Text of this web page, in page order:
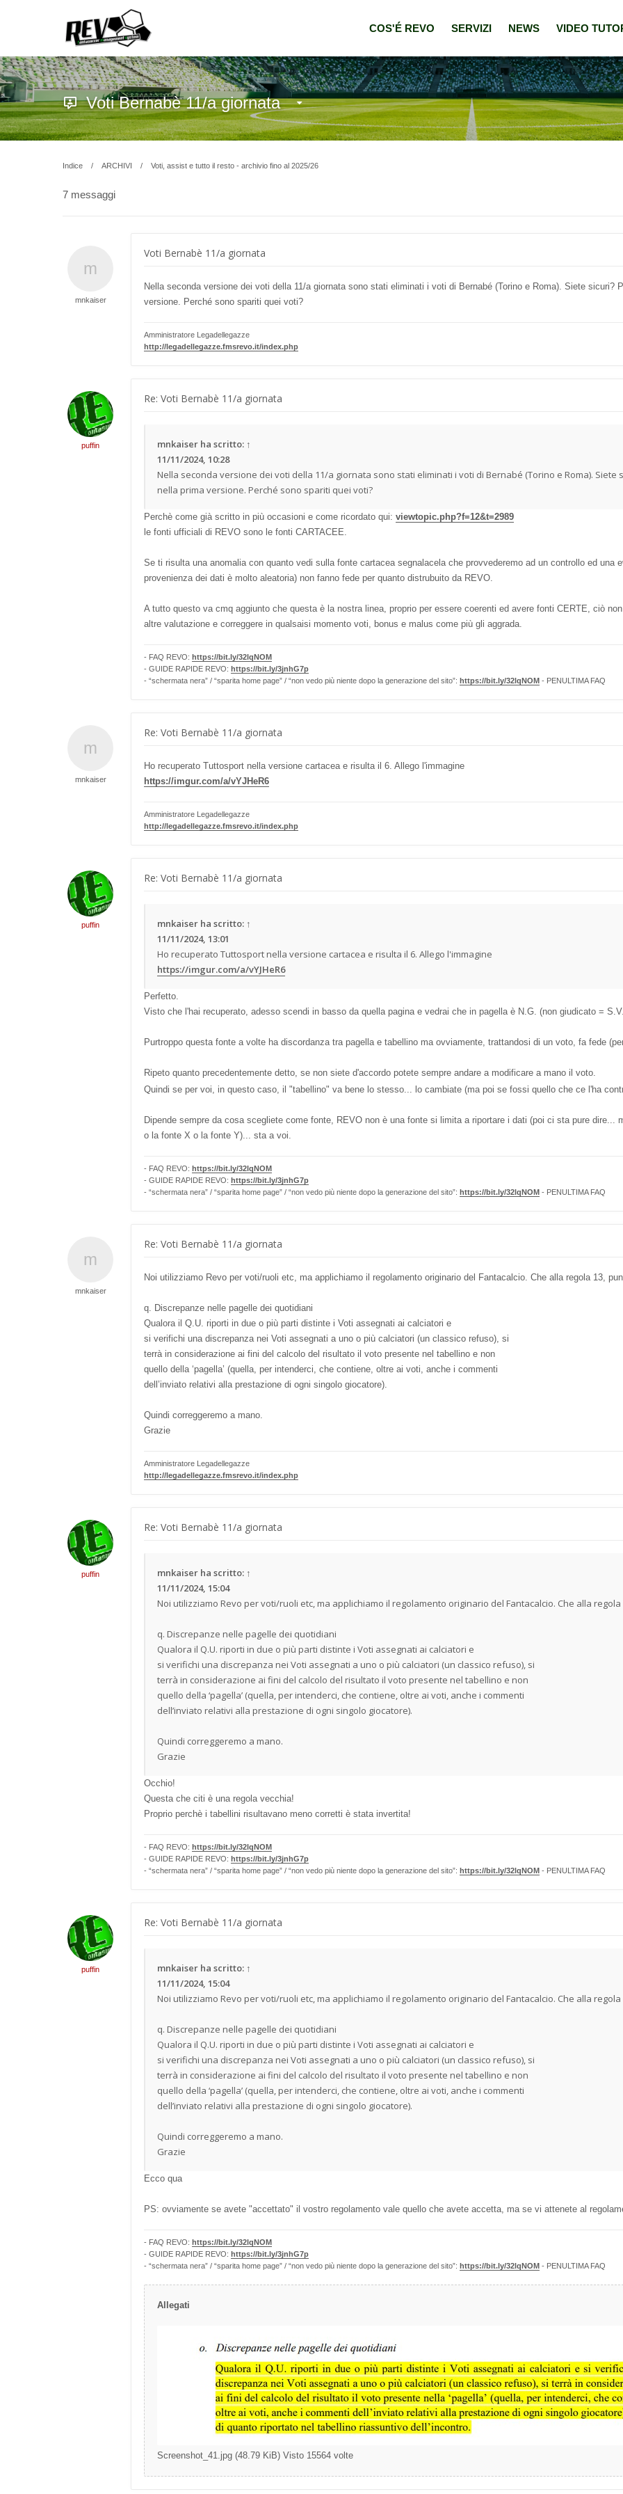
COS'É REVO SERVIZI NEWS VIDEO
Voti Bernabè 11/a giornata
Indice ARCHIVI Voti, assist e tutto il resto - archivio fino al 2025/26
7 messaggi
mnkaiser
Voti Bernabè 11/a giornata
Nella seconda versione dei voti della 11/a giornata sono stati eliminati i voti di Bernabé (Torino e Roma). Siete sicuri?
versione. Perché sono spariti quei voti?
Amministratore Legadellegazze
http://legadellegazze.fmsrevo.it/index.php
puffin
Re: Voti Bernabè 11/a giornata
mnkaiser ha scritto: ↑
11/11/2024, 10:28
Nella seconda versione dei voti della 11/a giornata sono stati eliminati i voti di Bernabé (Torino e Roma).
nella prima versione. Perché sono spariti quei voti?
Perchè come già scritto in più occasioni e come ricordato qui: viewtopic.php?f=12&t=2989
le fonti ufficiali di REVO sono le fonti CARTACEE.
Se ti risulta una anomalia con quanto vedi sulla fonte cartacea segnalacela che provvederemo ad un controllo ed una
provenienza dei dati è molto aleatoria) non fanno fede per quanto distrubuito da REVO.
A tutto questo va cmq aggiunto che questa è la nostra linea, proprio per essere coerenti ed avere fonti CERTE, ciò
altre valutazione e correggere in qualsaisi momento voti, bonus e malus come più gli aggrada.
- FAQ REVO: https://bit.ly/32lqNOM
- GUIDE RAPIDE REVO: https://bit.ly/3jnhG7p
- “schermata nera” / “sparita home page” / “non vedo più niente dopo la generazione del sito”: https://bit.ly/32lqNOM - PENULTIMA FAQ
mnkaiser
Re: Voti Bernabè 11/a giornata
Ho recuperato Tuttosport nella versione cartacea e risulta il 6. Allego l'immagine
https://imgur.com/a/vYJHeR6
Amministratore Legadellegazze
http://legadellegazze.fmsrevo.it/index.php
puffin
Re: Voti Bernabè 11/a giornata
mnkaiser ha scritto: ↑
11/11/2024, 13:01
Ho recuperato Tuttosport nella versione cartacea e risulta il 6. Allego l'immagine
https://imgur.com/a/vYJHeR6
Perfetto.
Visto che l'hai recuperato, adesso scendi in basso da quella pagina e vedrai che in pagella è N.G. (non giudicato =
Purtroppo questa fonte a volte ha discordanza tra pagella e tabellino ma ovviamente, trattandosi di un voto, fa fede
Ripeto quanto precedentemente detto, se non siete d'accordo potete sempre andare a modificare a mano il voto.
Quindi se per voi, in questo caso, il "tabellino" va bene lo stesso... lo cambiate (ma poi se fossi quello che ce l'ha
Dipende sempre da cosa scegliete come fonte, REVO non è una fonte si limita a riportare i dati (poi ci sta pure dire...
o la fonte X o la fonte Y)... sta a voi.
- FAQ REVO: https://bit.ly/32lqNOM
- GUIDE RAPIDE REVO: https://bit.ly/3jnhG7p
- “schermata nera” / “sparita home page” / “non vedo più niente dopo la generazione del sito”: https://bit.ly/32lqNOM - PENULTIMA FAQ
mnkaiser
Re: Voti Bernabè 11/a giornata
Noi utilizziamo Revo per voti/ruoli etc, ma applichiamo il regolamento originario del Fantacalcio. Che alla regola 13,
q. Discrepanze nelle pagelle dei quotidiani
Qualora il Q.U. riporti in due o più parti distinte i Voti assegnati ai calciatori e
si verifichi una discrepanza nei Voti assegnati a uno o più calciatori (un classico refuso), si
terrà in considerazione ai fini del calcolo del risultato il voto presente nel tabellino e non
quello della ‘pagella’ (quella, per intenderci, che contiene, oltre ai voti, anche i commenti
dell’inviato relativi alla prestazione di ogni singolo giocatore).
Quindi correggeremo a mano.
Grazie
Amministratore Legadellegazze
http://legadellegazze.fmsrevo.it/index.php
puffin
Re: Voti Bernabè 11/a giornata
mnkaiser ha scritto: ↑
11/11/2024, 15:04
Noi utilizziamo Revo per voti/ruoli etc, ma applichiamo il regolamento originario del Fantacalcio. Che alla
q. Discrepanze nelle pagelle dei quotidiani
Qualora il Q.U. riporti in due o più parti distinte i Voti assegnati ai calciatori e
si verifichi una discrepanza nei Voti assegnati a uno o più calciatori (un classico refuso), si
terrà in considerazione ai fini del calcolo del risultato il voto presente nel tabellino e non
quello della ‘pagella’ (quella, per intenderci, che contiene, oltre ai voti, anche i commenti
dell’inviato relativi alla prestazione di ogni singolo giocatore).
Quindi correggeremo a mano.
Grazie
Occhio!
Questa che citi è una regola vecchia!
Proprio perchè i tabellini risultavano meno corretti è stata invertita!
- FAQ REVO: https://bit.ly/32lqNOM
- GUIDE RAPIDE REVO: https://bit.ly/3jnhG7p
- “schermata nera” / “sparita home page” / “non vedo più niente dopo la generazione del sito”: https://bit.ly/32lqNOM - PENULTIMA FAQ
puffin
Re: Voti Bernabè 11/a giornata
mnkaiser ha scritto: ↑
11/11/2024, 15:04
Noi utilizziamo Revo per voti/ruoli etc, ma applichiamo il regolamento originario del Fantacalcio. Che alla
q. Discrepanze nelle pagelle dei quotidiani
Qualora il Q.U. riporti in due o più parti distinte i Voti assegnati ai calciatori e
si verifichi una discrepanza nei Voti assegnati a uno o più calciatori (un classico refuso), si
terrà in considerazione ai fini del calcolo del risultato il voto presente nel tabellino e non
quello della ‘pagella’ (quella, per intenderci, che contiene, oltre ai voti, anche i commenti
dell’inviato relativi alla prestazione di ogni singolo giocatore).
Quindi correggeremo a mano.
Grazie
Ecco qua
PS: ovviamente se avete "accettato" il vostro regolamento vale quello che avete accetta, ma se vi attenete al
- FAQ REVO: https://bit.ly/32lqNOM
- GUIDE RAPIDE REVO: https://bit.ly/3jnhG7p
- “schermata nera” / “sparita home page” / “non vedo più niente dopo la generazione del sito”: https://bit.ly/32lqNOM - PENULTIMA FAQ
Allegati
Screenshot_41.jpg (48.79 KiB) Visto 15564 volte